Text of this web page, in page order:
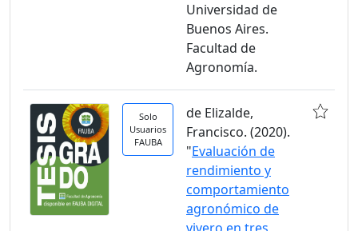
Universidad de
Buenos Aires.
Facultad de
Agronomía.
Solo
Usuarios
FAUBA
de Elizalde,
Francisco. (2020).
"Evaluación de
rendimiento y
comportamiento
agronómico de